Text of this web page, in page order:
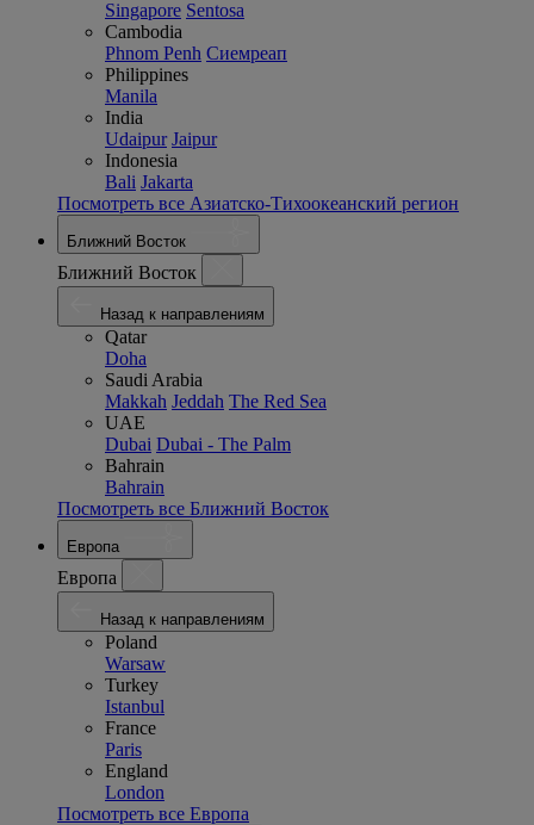
Singapore Sentosa
Cambodia
Phnom Penh Сиемреап
Philippines
Manila
India
Udaipur Jaipur
Indonesia
Bali Jakarta
Посмотреть все Азиатско-Тихоокеанский регион
Ближний Восток
Ближний Восток
Назад к направлениям
Qatar
Doha
Saudi Arabia
Makkah Jeddah The Red Sea
UAE
Dubai Dubai - The Palm
Bahrain
Bahrain
Посмотреть все Ближний Восток
Европа
Европа
Назад к направлениям
Poland
Warsaw
Turkey
Istanbul
France
Paris
England
London
Посмотреть все Европа